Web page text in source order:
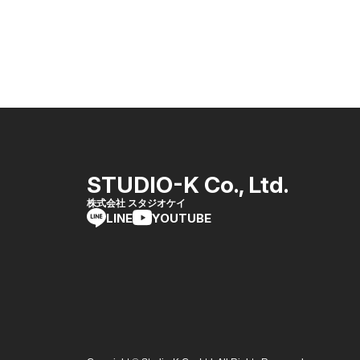
STUDIO-K Co., Ltd.
株式会社 スタジオケイ
LINE YOUTUBE